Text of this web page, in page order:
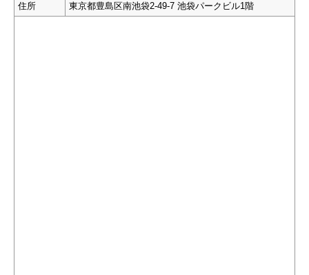
住所
東京都豊島区南池袋2-49-7 池袋パークビル1階